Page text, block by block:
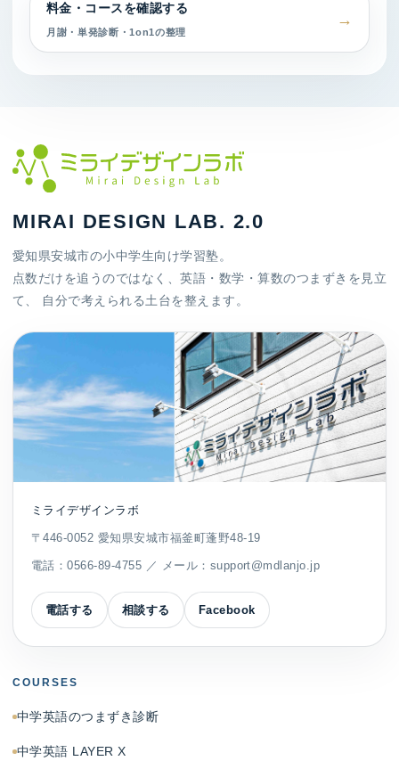
料金・コースを確認する
月謝・単発診断・1on1の整理
MIRAI DESIGN LAB. 2.0
愛知県安城市の小中学生向け学習塾。
点数だけを追うのではなく、英語・数学・算数のつまずきを見立
て、 自分で考えられる土台を整えます。
ミライデザインラボ
〒446-0052 愛知県安城市福釜町蓬野48-19
電話：0566-89-4755 ／ メール： support@mdlanjo.jp
電話する 相談する Facebook
COURSES
中学英語のつまずき診断
中学英語 LAYER X